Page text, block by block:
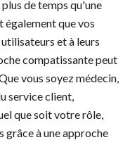
de temps qu'une
que vos
et à leurs
compatissante peut
vous soyez médecin,
service client,
que soit votre rôle,
grâce à une approche